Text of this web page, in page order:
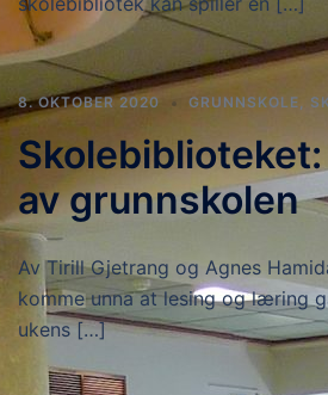
8. OKTOBER 2020 GRUNNSKOLE,
av grunnskolen
Av Tirill Gjetrang og Agnes
komme unna at lesing og læring
ukens […]